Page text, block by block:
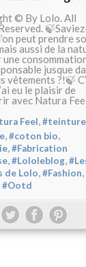
© By Lolo. All
peut prendre
aussi de la
jusque
vêtements ?!🍃
eu le plaisir de
avec Natura
Feel,#teinture
,#coton bio,
,#Fabrication
,#Lololeblog,
de Lolo,#Fashion,
#Ootd